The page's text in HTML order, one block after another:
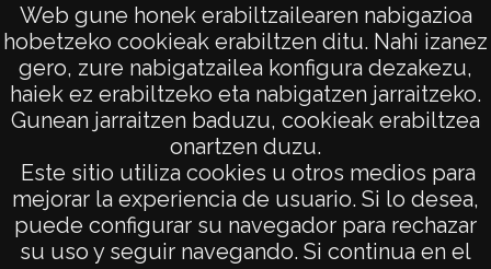
Web gune honek erabiltzailearen nabigazioa
hobetzeko cookieak erabiltzen ditu. Nahi izanez
gero, zure nabigatzailea konfigura dezakezu,
haiek ez erabiltzeko eta nabigatzen jarraitzeko.
Gunean jarraitzen baduzu, cookieak erabiltzea
onartzen duzu.
Este sitio utiliza cookies u otros medios para
mejorar la experiencia de usuario. Si lo desea,
puede configurar su navegador para rechazar
su uso y seguir navegando. Si continua en el
AVISO LEGAL
POLÍTICA DE PRIVACIDAD
ACCESIBILIDAD
ATENCIÓN CIUDADANA